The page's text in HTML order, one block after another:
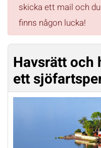
skicka ett mail och
finns någon lucka!
Havsrätt och
ett